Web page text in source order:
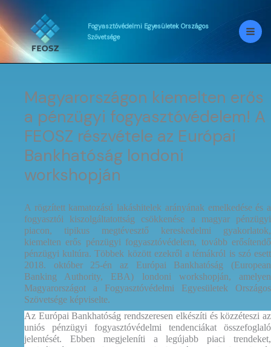
Skip
to
content
Fogyasztóvédelmi Egyesületek Országos
Szövetsége
Magyarországon kiemelten erős
a pénzügyi fogyasztóvédelem! A
FEOSZ részvétele az Európai
Bankhatóság londoni
workshopján
A rögzített kamatozású lakáshitelek arányának emelkedése és a
fogyasztói kiszolgáltatottság csökkenése a magyar pénzügyi
piacon, tipikus megtévesztő kereskedelmi gyakorlatok,
kiemelten erős pénzügyi fogyasztóvédelem, tovább erősítendő
pénzügyi kultúra. Többek között ezekről a témákról is szó esett
2018. október 25-én az Európai Bankhatóság (European
Banking Authority, EBA) londoni workshopján, amelyen
Magyarországot a Fogyasztóvédelmi Egyesületek Országos
Szövetsége képviselte.
Az Európai Bankhatóság rendszeresen elkészíti és közzéteszi az
uniós pénzügyi fogyasztóvédelmi tendenciákat összefoglaló
jelentését. Ebben megjeleníti a legújabb piaci trendeket,